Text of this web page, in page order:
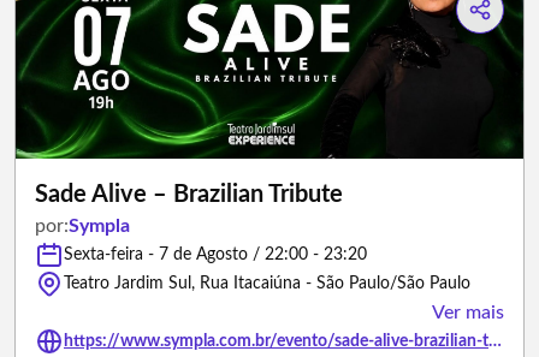
Sade Alive – Brazilian Tribute
por:Sympla
Sexta-feira - 7 de Agosto / 22:00 - 23:20
Teatro Jardim Sul, Rua Itacaiúna - São Paulo/São Paulo
Ver mais
https://www.sympla.com.br/evento/sade-alive-brazilian-tribute/3497719